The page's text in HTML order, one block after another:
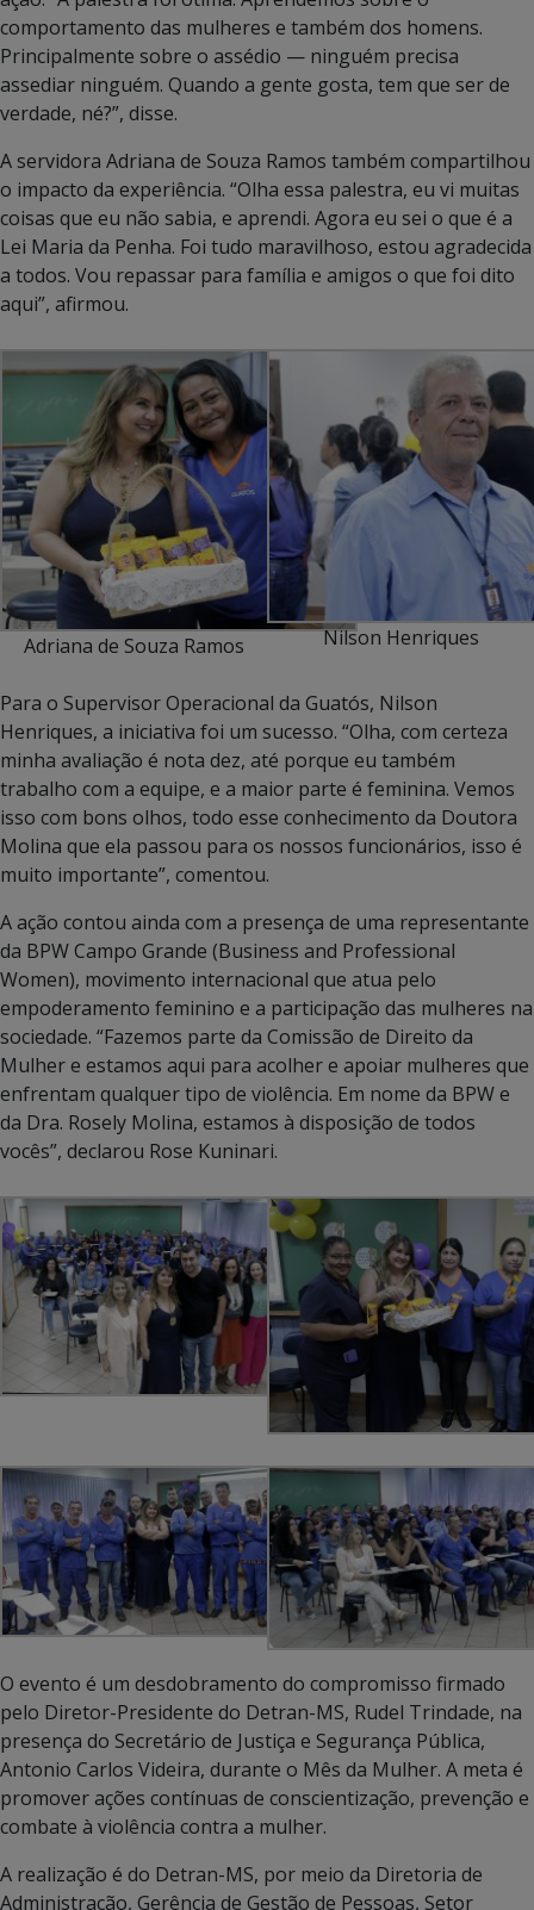
comportamento das mulheres e também dos homens.
Principalmente sobre o assédio — ninguém precisa
assediar ninguém. Quando a gente gosta, tem que ser de
verdade, né?”, disse.
A servidora Adriana de Souza Ramos também compartilhou
o impacto da experiência. “Olha essa palestra, eu vi muitas
coisas que eu não sabia, e aprendi. Agora eu sei o que é a
Lei Maria da Penha. Foi tudo maravilhoso, estou agradecida
a todos. Vou repassar para família e amigos o que foi dito
aqui”, afirmou.
Adriana de Souza Ramos Nilson Henriques
Para o Supervisor Operacional da Guatós, Nilson
Henriques, a iniciativa foi um sucesso. “Olha, com certeza
minha avaliação é nota dez, até porque eu também
trabalho com a equipe, e a maior parte é feminina. Vemos
isso com bons olhos, todo esse conhecimento da Doutora
Molina que ela passou para os nossos funcionários, isso é
muito importante”, comentou.
A ação contou ainda com a presença de uma representante
da BPW Campo Grande (Business and Professional
Women), movimento internacional que atua pelo
empoderamento feminino e a participação das mulheres na
sociedade. “Fazemos parte da Comissão de Direito da
Mulher e estamos aqui para acolher e apoiar mulheres que
enfrentam qualquer tipo de violência. Em nome da BPW e
da Dra. Rosely Molina, estamos à disposição de todos
vocês”, declarou Rose Kuninari.
O evento é um desdobramento do compromisso firmado
pelo Diretor-Presidente do Detran-MS, Rudel Trindade, na
presença do Secretário de Justiça e Segurança Pública,
Antonio Carlos Videira, durante o Mês da Mulher. A meta é
promover ações contínuas de conscientização, prevenção e
combate à violência contra a mulher.
A realização é do Detran-MS, por meio da Diretoria de
Administração, Gerência de Gestão de Pessoas, Setor